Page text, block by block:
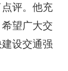
评。他充
望广大交
建设交通强